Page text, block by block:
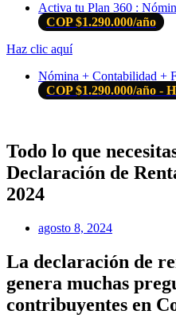
Activa tu Plan 360 :
COP $1.290.000/año
Haz clic aquí
Nómina + Contabilidad +
COP $1.290.000/año -
Todo lo que
Declaración de
2024
agosto 8, 2024
La declaración de
genera muchas
contribuyentes en